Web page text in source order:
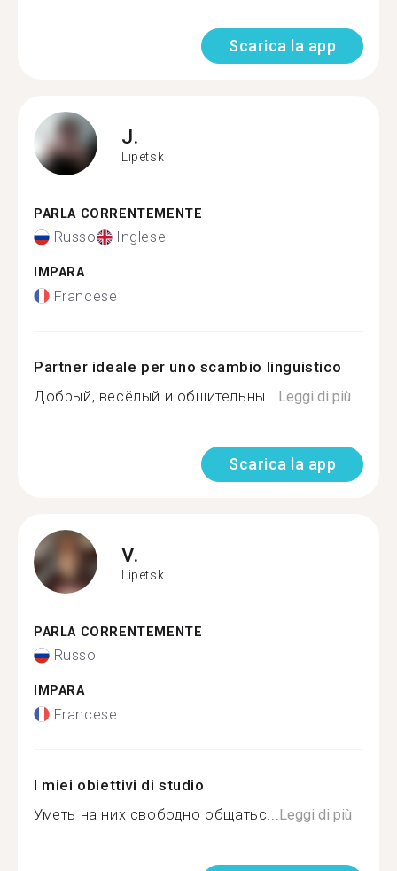
Scarica la app
J.
Lipetsk
PARLA CORRENTEMENTE
Russo Inglese
IMPARA
Francese
Partner ideale per uno scambio linguistico
Добрый, весёлый и общительны... Leggi di più
Scarica la app
V.
Lipetsk
PARLA CORRENTEMENTE
Russo
IMPARA
Francese
I miei obiettivi di studio
Уметь на них свободно общатьс... Leggi di più